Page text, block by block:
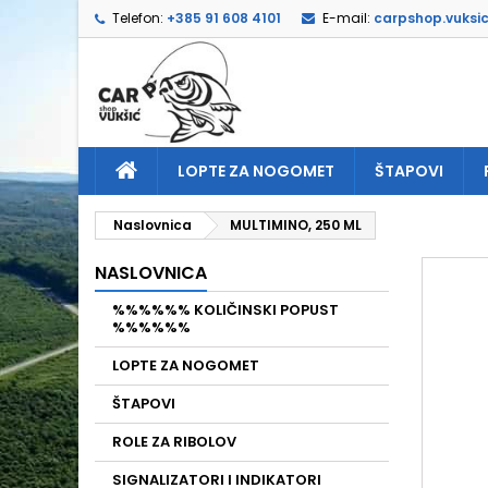
Telefon: +385 91 608 4101 E-mail:
LOPTE ZA NOGOMET ŠTAPOVI
Naslovnica MULTIMINO, 250 ML
NASLOVNICA
%%%%%% KOLIČINSKI POPUST
%%%%%%
LOPTE ZA NOGOMET
ŠTAPOVI
ROLE ZA RIBOLOV
SIGNALIZATORI I INDIKATORI